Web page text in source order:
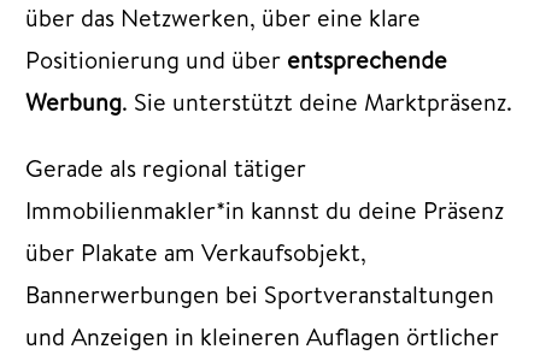
über das Netzwerken, über eine klare
Positionierung und über entsprechende
Werbung. Sie unterstützt deine Marktpräsenz.
Gerade als regional tätiger
Immobilienmakler*in kannst du deine Präsenz
über Plakate am Verkaufsobjekt,
Bannerwerbungen bei Sportveranstaltungen
und Anzeigen in kleineren Auflagen örtlicher